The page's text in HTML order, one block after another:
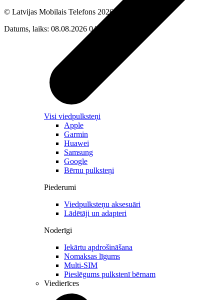
Visi viedpulksteņi
Apple
Garmin
Huawei
Samsung
Google
Bērnu pulksteņi
Piederumi
Viedpulksteņu aksesuāri
Lādētāji un adapteri
Noderīgi
Iekārtu apdrošināšana
Nomaksas līgums
Multi-SIM
Pieslēgums pulkstenī bērnam
Viedierīces
© Latvijas Mobilais Telefons 2026
Datums, laiks: 08.08.2026 04:33